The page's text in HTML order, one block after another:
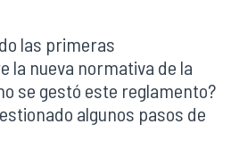
las primeras
la nueva normativa de la
se gestó este reglamento?
algunos pasos de